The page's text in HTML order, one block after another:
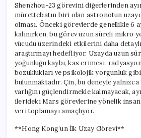
Shenzhou-23 görevini diğerlerinden
mürettebatın biri olan astronotun
olması. Önceki görevlerde genellikle 6
kalınırken, bu görev uzun süreli mikro
vücudu üzerindeki etkilerini daha
araştırmayı hedefliyor. Uzayda uzun
yoğunluğu kaybı, kas erimesi,
bozuklukları ve psikolojik yorgunluk
bulunmaktadır. Çin, bu deneyle yalnızca
varlığını güçlendirmekle kalmayacak,
ilerideki Mars görevlerine yönelik insan
veri toplamayı amaçlıyor.
**Hong Kong’un İlk Uzay Görevi**